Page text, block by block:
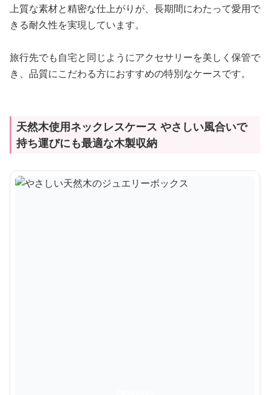
上質な素材と精密な仕上がりが、長期間にわたって愛用で
きる耐久性を実現しています。
旅行先でも自宅と同じようにアクセサリーを美しく保管で
き、品質にこだわる方におすすめの特別なケースです。
天然木使用ネックレスケース やさしい風合いで
持ち運びにも最適な木製収納